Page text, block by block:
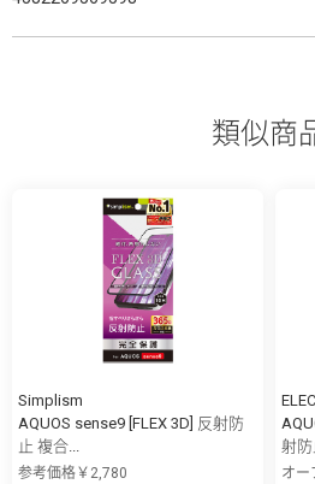
類似商
Simplism
AQUOS sense9 [FLEX 3D] 反射防
止 複合...
参考価格￥2,780
射防
オー